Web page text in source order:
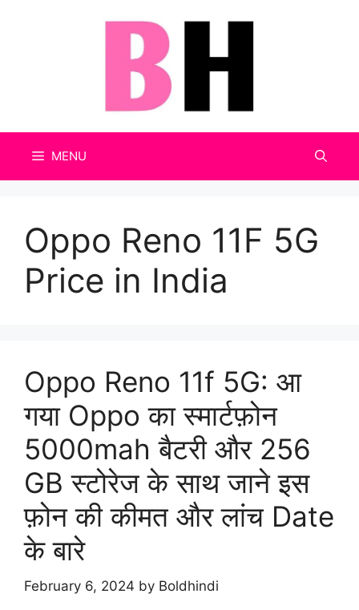
MENU
Oppo Reno 11F 5G
Price in India
Oppo Reno 11f 5G: आ
गया Oppo का स्मार्टफ़ोन
5000mah बैटरी और 256
GB स्टोरेज के साथ जाने इस
फ़ोन की कीमत और लांच Date
के बारे
February 6, 2024 by Boldhindi